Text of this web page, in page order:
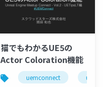
debugging uiテス
猫でもわかるUE5の
Actor Coloration機能
uemconnect ue5